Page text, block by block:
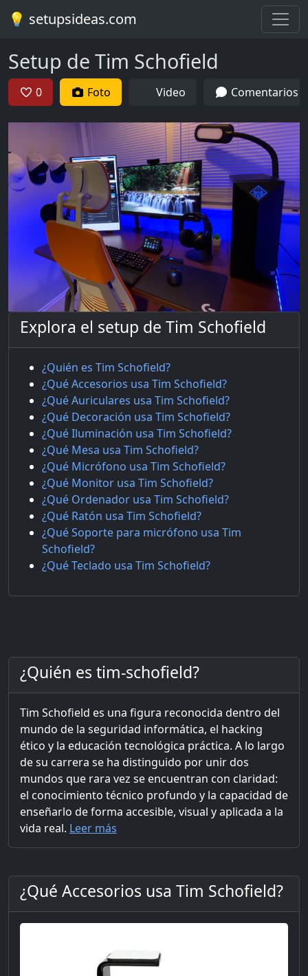
💡 setupsideas.com
Setup de Tim Schofield
0 Foto Video Comentarios
Explora el setup de Tim Schofield
¿Quién es Tim Schofield?
¿Qué Accesorios usa Tim Schofield?
¿Qué Auriculares usa Tim Schofield?
¿Qué Decoración usa Tim Schofield?
¿Qué Iluminación usa Tim Schofield?
¿Qué Mesa usa Tim Schofield?
¿Qué Micrófono usa Tim Schofield?
¿Qué Monitor usa Tim Schofield?
¿Qué Ordenador usa Tim Schofield?
¿Qué Ratón usa Tim Schofield?
¿Qué Soporte para micrófono usa Tim
Schofield?
¿Qué Teclado usa Tim Schofield?
¿Quién es tim-schofield?
Tim Schofield es una figura reconocida dentro del
mundo de la seguridad informática, el hacking
ético y la educación tecnológica práctica. A lo largo
de su carrera se ha distinguido por unir dos
mundos que rara vez se encuentran con claridad:
el conocimiento técnico profundo y la capacidad de
enseñarlo de forma accesible, visual y aplicada a la
vida real. Leer más
¿Qué Accesorios usa Tim Schofield?